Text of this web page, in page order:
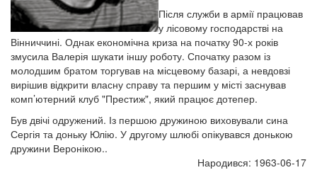
Після служби в армії працював
у лісовому господарстві на
Вінниччині. Однак економічна криза на початку 90-х років
змусила Валерія шукати іншу роботу. Спочатку разом із
молодшим братом торгував на місцевому базарі, а невдовзі
вирішив відкрити власну справу та першим у місті заснував
комп’ютерний клуб "Престиж", який працює дотепер.
Був двічі одружений. Із першою дружиною виховували сина
Сергія та доньку Юлію. У другому шлюбі опікувався донькою
дружини Веронікою..
Народився: 1963-06-17